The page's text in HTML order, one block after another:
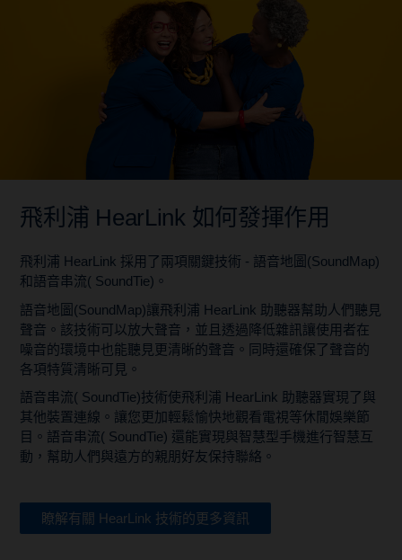
飛利浦 HearLink 如何發揮作用
飛利浦 HearLink 採用了兩項關鍵技術 - 語音地圖(SoundMap)
和語音串流( SoundTie)。
語音地圖(SoundMap)讓飛利浦 HearLink 助聽器幫助人們聽見
聲音。該技術可以放大聲音，並且透過降低雜訊讓使用者在
噪音的環境中也能聽見更清晰的聲音。同時還確保了聲音的
各項特質清晰可見。
語音串流( SoundTie)技術使飛利浦 HearLink 助聽器實現了與
其他裝置連線。讓您更加輕鬆愉快地觀看電視等休閒娛樂節
目。語音串流( SoundTie) 還能實現與智慧型手機進行智慧互
動，幫助人們與遠方的親朋好友保持聯絡。
瞭解有關 HearLink 技術的更多資訊